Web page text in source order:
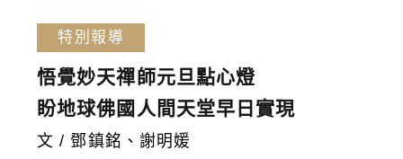
特別報導
悟覺妙天禪師元旦點心燈
盼地球佛國人間天堂早日實現
文 / 鄧鎮銘、謝明媛